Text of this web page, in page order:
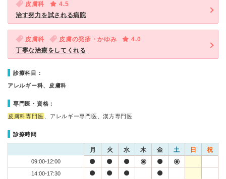
皮膚科
4.5
治す努力を試される病院
皮膚科 皮膚の発疹・かゆみ
4.0
丁寧な治療をしてくれる
診療科目：
アレルギー科、皮膚科
専門医・資格：
皮膚科専門医 、アレルギー専門医、漢方専門医
診療時間
月 火 水 木 金 土 日 祝
09:00-12:00
14:00-17:30